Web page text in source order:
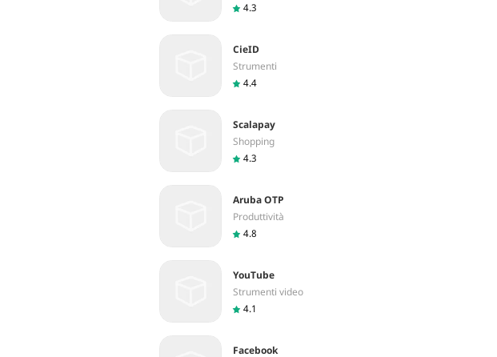
4.3
CieID
Strumenti
4.4
Scalapay
Shopping
4.3
Aruba OTP
Produttività
4.8
YouTube
Strumenti video
4.1
Facebook